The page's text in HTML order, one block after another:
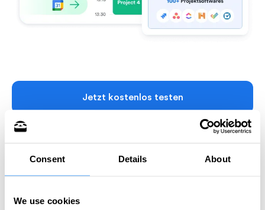
Consent Details About
We use cookies
Jetzt kostenlos testen
Wie funktioniert die
Zeiterfassung für